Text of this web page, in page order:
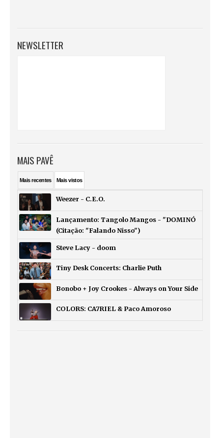
NEWSLETTER
MAIS PAVÊ
Maisrecentes Maisvistos
Weezer - C.E.O.
Lançamento: Tangolo Mangos - "DOMINÓ
(Citação: "Falando Nisso")
Steve Lacy - doom
Tiny Desk Concerts: Charlie Puth
Bonobo + Joy Crookes - Always on Your Side
COLORS: CA7RIEL & Paco Amoroso